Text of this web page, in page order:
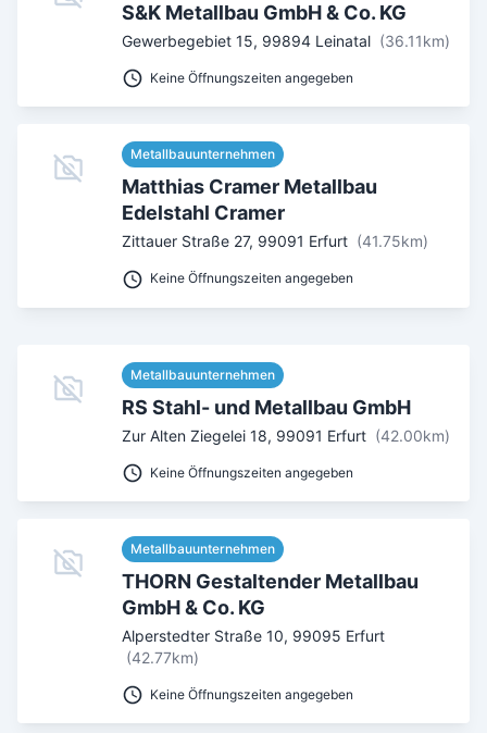
1 2 3 4
SUCHEN
S&K Metallbau GmbH & Co. KG
Gewerbegebiet 15, 99894 Leinatal (36.11km)
Keine Öffnungszeiten angegeben
Metallbauunternehmen
Matthias Cramer Metallbau
Edelstahl Cramer
Zittauer Straße 27, 99091 Erfurt (41.75km)
Keine Öffnungszeiten angegeben
Metallbauunternehmen
RS Stahl- und Metallbau GmbH
Zur Alten Ziegelei 18, 99091 Erfurt (42.00km)
Keine Öffnungszeiten angegeben
Metallbauunternehmen
THORN Gestaltender Metallbau
GmbH & Co. KG
Alperstedter Straße 10, 99095 Erfurt
(42.77km)
Keine Öffnungszeiten angegeben